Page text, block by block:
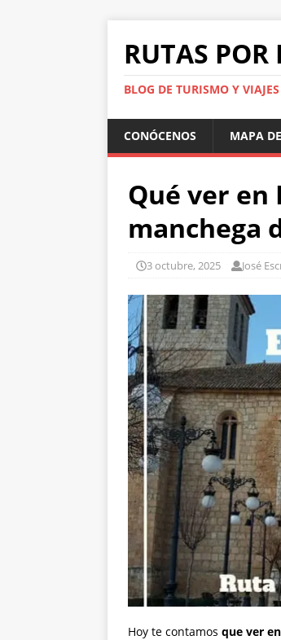
RUTAS POR
BLOG DE TURISMO Y
CONÓCENOS MAPA
Qué ver en
manchega
3 octubre, 2025 José
Hoy te contamos que ver